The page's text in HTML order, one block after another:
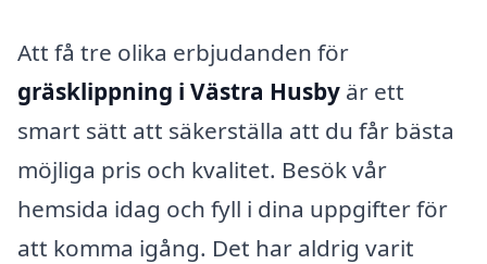
Att få tre olika erbjudanden för
gräsklippning i Västra Husby är ett
smart sätt att säkerställa att du får bästa
möjliga pris och kvalitet. Besök vår
hemsida idag och fyll i dina uppgifter för
att komma igång. Det har aldrig varit